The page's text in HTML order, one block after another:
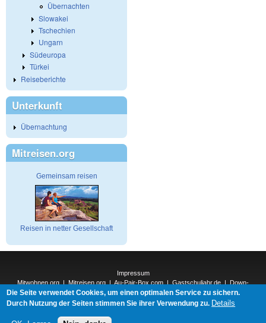
Übernachten
Slowakei
Tschechien
Ungarn
Südeuropa
Türkei
Reiseberichte
Unterkunft
Übernachtung
Mitreisen.org
Gemeinsam reisen
Reisen in netter Gesellschaft
Impressum
Mitwohnen.org
Mitreisen.org Au-Pair-Box.com Gastschuljahr.de
Down-
Under.org |Elderpair.com|
Interconnections-Verlag.de|Natur-und-Umwelt.org|ReiseTops.com|
Die Seite verwendet Cookies, um einen optimalen Service zu sichern.
Durch Nutzung der Seiten stimmen Sie ihrer Verwendung zu. Details